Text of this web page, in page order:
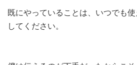
既にやっていることは、いつでも
してください。